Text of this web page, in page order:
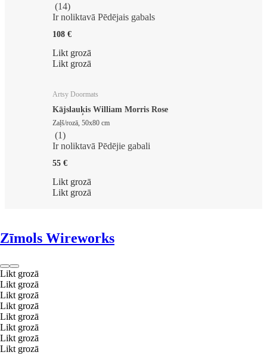
(14)
Ir noliktavā Pēdējais gabals
108 €
Likt grozā
Likt grozā
Artsy Doormats
Kājslauķis William Morris Rose
Zaļš/rozā, 50x80 cm
(1)
Ir noliktavā Pēdējie gabali
55 €
Likt grozā
Likt grozā
Zīmols Wireworks
Likt grozā
Likt grozā
Likt grozā
Likt grozā
Likt grozā
Likt grozā
Likt grozā
Likt grozā